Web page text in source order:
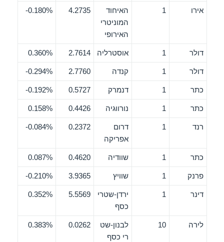
אירו 1
האיחוד
המוניטרי
האירופי
4.2735
0.180%-
דולר 1 אוסטרליה 2.7614
0.360%
דולר 1 קנדה 2.7760
0.294%-
כתר 1 דנמרק 0.5727
0.192%-
כתר 1 נורווגיה 0.4426
0.158%
רנד 1
דרום
אפריקה
0.2372
0.084%-
כתר 1 שוודיה 0.4620
0.087%
פרנק 1 שוויץ 3.9365
0.210%-
דינר 1
ירדן-שטרי
כסף
5.5569
0.352%
לירה 10
לבנון-שט
רי כסף
0.0262
0.383%